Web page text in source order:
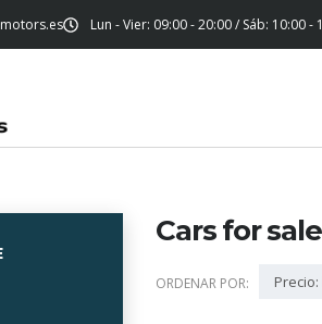
Lun - Vier: 09:00 - 20:00 / Sáb: 10:00 -
Cars for sale
ORDENAR POR: